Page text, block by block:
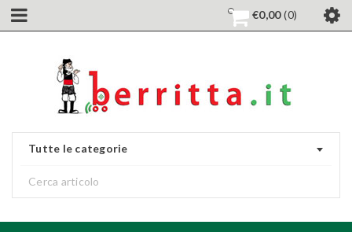
€0,00 0
Tutte le categorie